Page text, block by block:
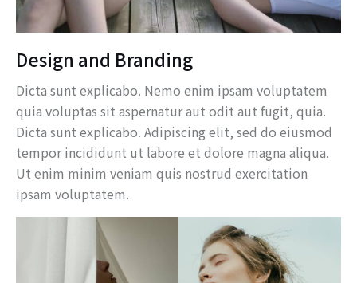
Design and Branding
Dicta sunt explicabo. Nemo enim ipsam voluptatem
quia voluptas sit aspernatur aut odit aut fugit, quia.
Dicta sunt explicabo. Adipiscing elit, sed do eiusmod
tempor incididunt ut labore et dolore magna aliqua.
Ut enim minim veniam quis nostrud exercitation
ipsam voluptatem.